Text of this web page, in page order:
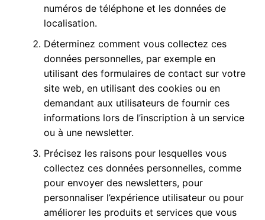
numéros de téléphone et les données de
localisation.
Déterminez comment vous collectez ces
données personnelles, par exemple en
utilisant des formulaires de contact sur votre
site web, en utilisant des cookies ou en
demandant aux utilisateurs de fournir ces
informations lors de l’inscription à un service
ou à une newsletter.
Précisez les raisons pour lesquelles vous
collectez ces données personnelles, comme
pour envoyer des newsletters, pour
personnaliser l’expérience utilisateur ou pour
améliorer les produits et services que vous